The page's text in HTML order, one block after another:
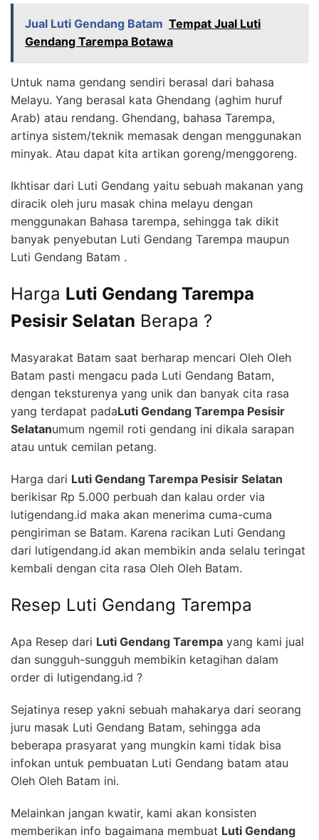
Jual Luti Gendang Batam Tempat Jual Luti
Gendang Tarempa Botawa
Untuk nama gendang sendiri berasal dari bahasa
Melayu. Yang berasal kata Ghendang (aghim huruf
Arab) atau rendang. Ghendang, bahasa Tarempa,
artinya sistem/teknik memasak dengan menggunakan
minyak. Atau dapat kita artikan goreng/menggoreng.
Ikhtisar dari Luti Gendang yaitu sebuah makanan yang
diracik oleh juru masak china melayu dengan
menggunakan Bahasa tarempa, sehingga tak dikit
banyak penyebutan Luti Gendang Tarempa maupun
Luti Gendang Batam .
Harga Luti Gendang Tarempa
Pesisir Selatan Berapa ?
Masyarakat Batam saat berharap mencari Oleh Oleh
Batam pasti mengacu pada Luti Gendang Batam,
dengan teksturenya yang unik dan banyak cita rasa
yang terdapat padaLuti Gendang Tarempa Pesisir
Selatanumum ngemil roti gendang ini dikala sarapan
atau untuk cemilan petang.
Harga dari Luti Gendang Tarempa Pesisir Selatan
berikisar Rp 5.000 perbuah dan kalau order via
lutigendang.id maka akan menerima cuma-cuma
pengiriman se Batam. Karena racikan Luti Gendang
dari lutigendang.id akan membikin anda selalu teringat
kembali dengan cita rasa Oleh Oleh Batam.
Resep Luti Gendang Tarempa
Apa Resep dari Luti Gendang Tarempa yang kami jual
dan sungguh-sungguh membikin ketagihan dalam
order di lutigendang.id ?
Sejatinya resep yakni sebuah mahakarya dari seorang
juru masak Luti Gendang Batam, sehingga ada
beberapa prasyarat yang mungkin kami tidak bisa
infokan untuk pembuatan Luti Gendang batam atau
Oleh Oleh Batam ini.
Melainkan jangan kwatir, kami akan konsisten
memberikan info bagaimana membuat Luti Gendang